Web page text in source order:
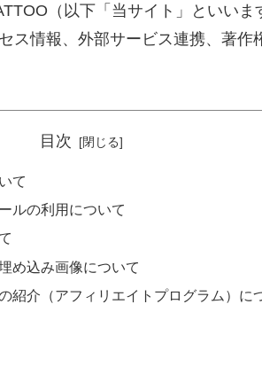
（以下「当サイト」といいま
ス情報、外部サービス連携、著作
目次
て
ルの利用について
め込み画像について
紹介（アフィリエイトプログラム）に